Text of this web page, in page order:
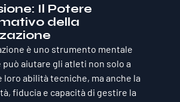
Il Potere
della
è uno strumento mentale
aiutare gli atleti non solo a
loro abilità tecniche, ma anche la
fiducia e capacità di gestire la